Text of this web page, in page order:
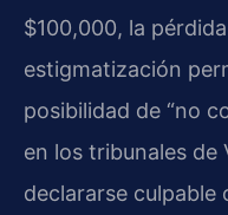
$100,000, la
estigmatización
posibilidad de “no
en los tribunales de
declararse culpable